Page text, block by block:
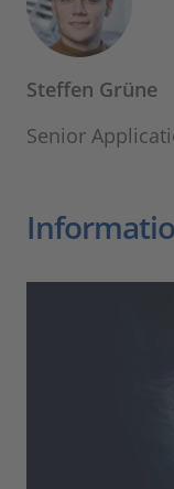
Steffen Grüne
Senior